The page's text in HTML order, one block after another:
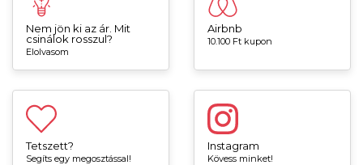
Nem jön ki az ár. Mit
csinálok rosszul?
Elolvasom
Airbnb
10.100 Ft kupon
Tetszett?
Segíts egy megosztással!
Instagram
Kövess minket!